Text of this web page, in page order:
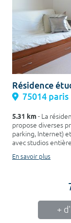
Résidence
75014
5.31 km- La
propose diverses
parking, Internet)
avec studios
En savoir plus
+